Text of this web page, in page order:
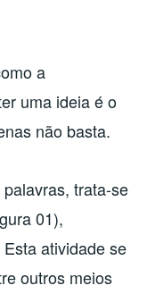
a
uma ideia é o
não basta.
trata-se
01),
atividade se
outros meios